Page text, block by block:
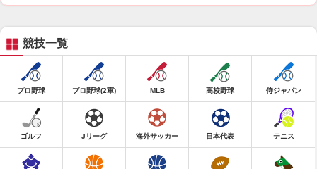
競技一覧
プロ野球 プロ野球(2軍) MLB 高校野球 侍ジャパン
ゴルフ Jリーグ 海外サッカー 日本代表 テニス